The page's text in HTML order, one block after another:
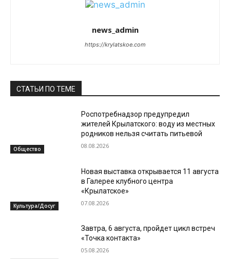
news_admin
https://krylatskoe.com
СТАТЬИ ПО ТЕМЕ
Общество
Роспотребнадзор предупредил
жителей Крылатского: воду из местных
родников нельзя считать питьевой
08.08.2026
Культура/Досуг
Новая выставка открывается 11 августа
в Галерее клубного центра
«Крылатское»
07.08.2026
Завтра, 6 августа, пройдет цикл встреч
«Точка контакта»
05.08.2026